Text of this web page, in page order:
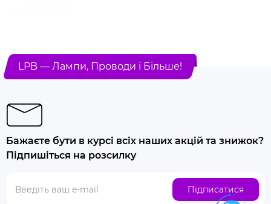
LPB — Лампи, Проводи і Більше!
Бажаєте бути в курсі всіх наших акцій та знижок?
Підпишіться на розсилку
Підписатися